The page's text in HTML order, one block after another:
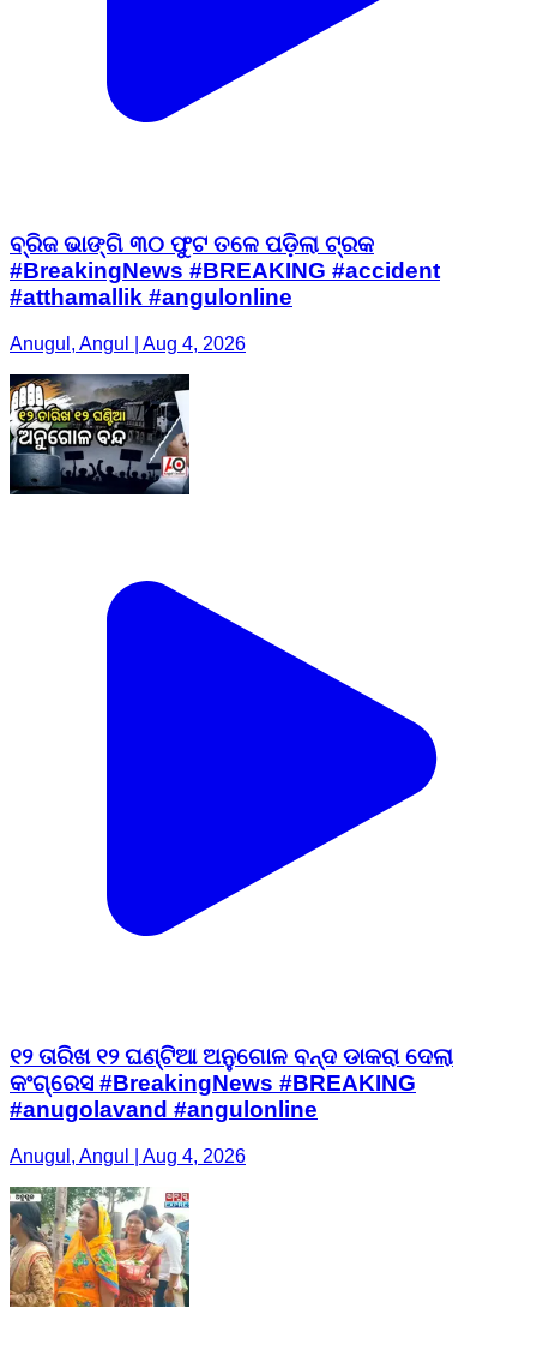
ବ୍ରିଜ ଭାଙ୍ଗି ୩୦ ଫୁଟ ତଳେ ପଡ଼ିଲା ଟ୍ରକ
#BreakingNews #BREAKING #accident
#atthamallik #angulonline
Anugul, Angul | Aug 4, 2026
୧୨ ତାରିଖ ୧୨ ଘଣ୍ଟିଆ ଅନୁଗୋଳ ବନ୍ଦ ଡାକରା ଦେଲା
କଂଗ୍ରେସ #BreakingNews #BREAKING
#anugolavand #angulonline
Anugul, Angul | Aug 4, 2026